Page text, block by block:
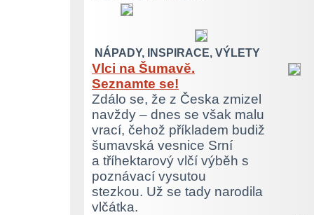
NÁPADY, INSPIRACE, VÝLETY
Vlci na Šumavě.
Seznamte se!
Zdálo se, že z Česka zmizel
navždy – dnes se však malu
vrací, čehož příkladem budiž
šumavská vesnice Srní
a tříhektarový vlčí výběh s
poznávací vysutou
stezkou. Už se tady narodila
vlčátka.